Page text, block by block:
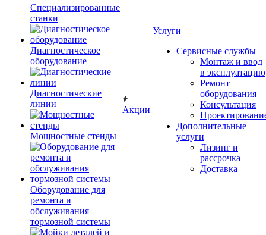
Специализированные
станки
Диагностическое
оборудование
Диагностические
линии
Мощностные стенды
Оборудование для
ремонта и
обслуживания
тормозной системы
Акции
Услуги
Сервисные службы
Монтаж и ввод
в эксплуатацию
Ремонт
оборудования
Консультация
Дополнительные
услуги
Лизинг и
рассрочка
Доставка